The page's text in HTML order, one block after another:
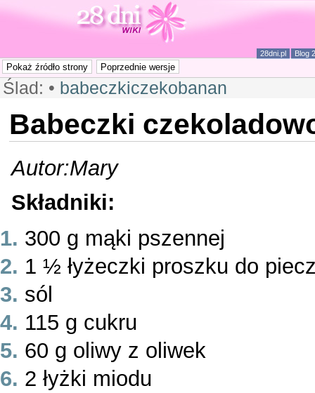
28dni.pl Blog
Ślad: • babeczkiczekobanan
Babeczki
Autor:Mary
Składniki:
300 g mąki pszennej
1 ½ łyżeczki proszku do
sól
115 g cukru
60 g oliwy z oliwek
2 łyżki miodu